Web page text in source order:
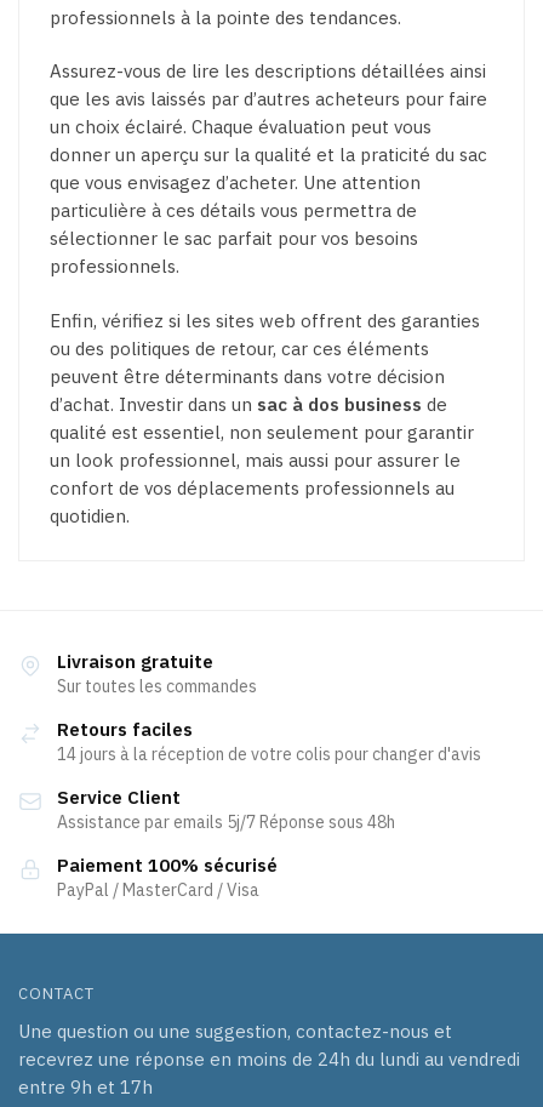
professionnels à la pointe des tendances.
Assurez-vous de lire les descriptions détaillées ainsi
que les avis laissés par d’autres acheteurs pour faire
un choix éclairé. Chaque évaluation peut vous
donner un aperçu sur la qualité et la praticité du sac
que vous envisagez d’acheter. Une attention
particulière à ces détails vous permettra de
sélectionner le sac parfait pour vos besoins
professionnels.
Enfin, vérifiez si les sites web offrent des garanties
ou des politiques de retour, car ces éléments
peuvent être déterminants dans votre décision
d’achat. Investir dans un sac à dos business de
qualité est essentiel, non seulement pour garantir
un look professionnel, mais aussi pour assurer le
confort de vos déplacements professionnels au
quotidien.
Livraison gratuite
Sur toutes les commandes
Retours faciles
14 jours à la réception de votre colis pour changer d'avis
Service Client
Assistance par emails 5j/7 Réponse sous 48h
Paiement 100% sécurisé
PayPal / MasterCard / Visa
CONTACT
Une question ou une suggestion, contactez-nous et
recevrez une réponse en moins de 24h du lundi au vendredi
entre 9h et 17h